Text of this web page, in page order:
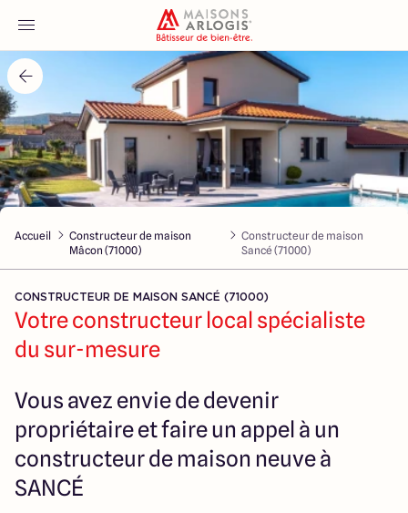
Accueil
Nos maisons
Nos annonces
Votre projet
Qui sommes-nous
Maisons ARLOGIS Macon
112 Route de Lyon
71000 Mâcon
Accueil
Constructeur de maison
Mâcon (71000)
Constructeur de maison
Sancé (71000)
CONSTRUCTEUR DE MAISON SANCÉ (71000)
Votre constructeur local spécialiste
du sur-mesure
Vous avez envie de devenir
propriétaire et faire un appel à un
constructeur de maison neuve à
SANCÉ